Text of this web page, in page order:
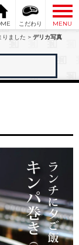
こだわり
MENU
りました > デリカ写真